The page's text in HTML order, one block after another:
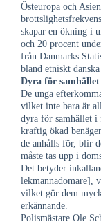
Östeuropa och
skapar en ökning i
och 20 procent
från Danmarks
bland etniskt
Dyra för samhället
De unga
vilket inte bara är
dyra för samhället i
kraftig ökad
de anhålls för, blir
måste tas upp i
Det betyder
lekmannadomare],
vilket gör dem
erkännande.
Polismästare Ole